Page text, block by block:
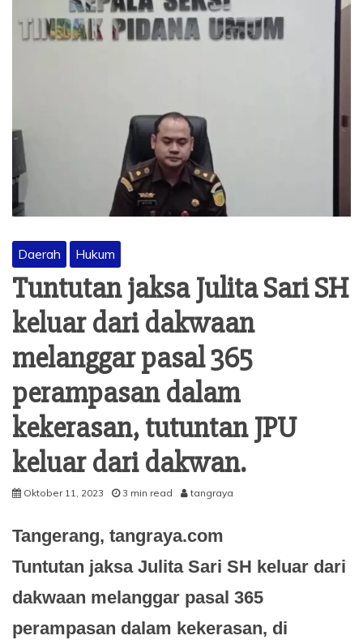
Daerah Hukum
Tuntutan jaksa Julita Sari SH
keluar dari dakwaan
melanggar pasal 365
perampasan dalam
kekerasan, tutuntan JPU
keluar dari dakwan.
Oktober 11, 2023 3 min read tangraya
Tangerang, tangraya.com
Tuntutan jaksa Julita Sari SH keluar dari
dakwaan melanggar pasal 365
perampasan dalam kekerasan, di